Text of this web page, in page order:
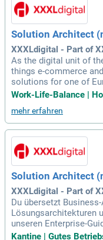
Solution Architect
XXXLdigital - Part of
As the digital unit of
things e-commerce
solutions for one of
Work-Life-Balance |
mehr erfahren
Solution Architect
XXXLdigital - Part of
Du übersetzt
Lösungsarchitekturen
unseren Enterprise-
Kantine | Gutes